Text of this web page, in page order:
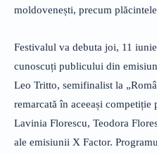
moldovenești, precum
Festivalul va debuta joi, 11
cunoscuți publicului din
Leo Tritto, semifinalist la
remarcată în aceeași
Lavinia Florescu, Teodora
ale emisiunii X Factor.